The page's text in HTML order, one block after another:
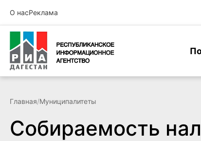
О насРеклама
Главная/Муниципалитеты
Собираемость